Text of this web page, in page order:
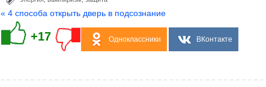
« 4 способа открыть дверь в подсознание
+17 Одноклассники ВКонтакте